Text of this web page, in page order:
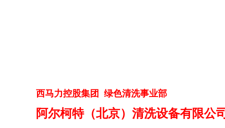
西马力控股集团 绿色清洗事业部
阿尔柯特（北京）清洗设备有限公司